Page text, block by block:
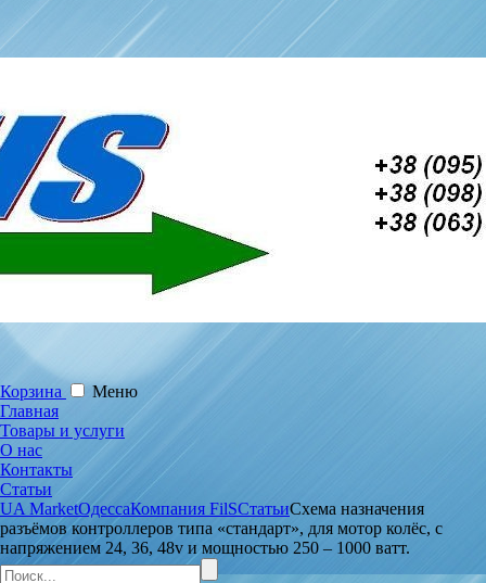
Корзина
Меню
Главная
Товары и услуги
О нас
Контакты
Статьи
UA MarketОдессаКомпания FilSСтатьиСхема назначения
разъёмов контроллеров типа «стандарт», для мотор колёс, с
напряжением 24, 36, 48v и мощностью 250 – 1000 ватт.